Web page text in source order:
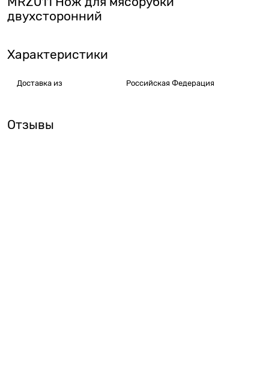
двухсторонний
Характеристики
Доставка из Российская Федерация
Отзывы